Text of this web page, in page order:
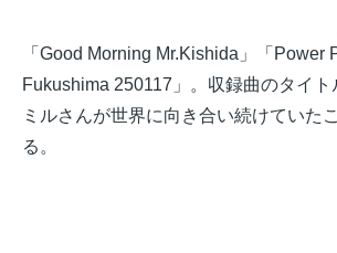
「Good Morning Mr.Kishida」「Power
Fukushima 250117」。収録曲のタイト
ミルさんが世界に向き合い続けていた
る。